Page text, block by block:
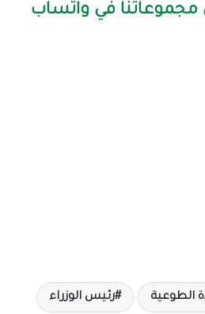
مجموعاتنا في واتساب
الطوعية رئيس الوزراء